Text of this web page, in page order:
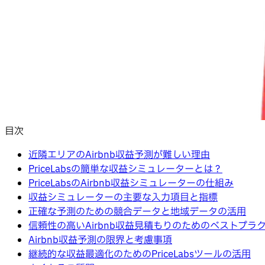
目次
近隣エリアのAirbnb収益予測が難しい理由
PriceLabsの簡単な収益シミュレーターとは？
PriceLabsのAirbnb収益シミュレーターの仕組み
収益シミュレーターの主要な入力項目と指標
正確な予測のための競合データと地域データの活用
信頼性の高いAirbnb収益見積もりのためのベストプラ
Airbnb収益予測の限界と考慮事項
継続的な収益最適化のためのPriceLabsツールの活用